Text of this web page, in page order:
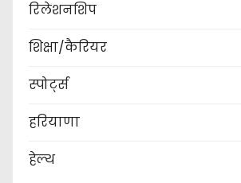
रिलेशनशिप
शिक्षा/कैरियर
स्पोर्ट्स
हरियाणा
हेल्थ